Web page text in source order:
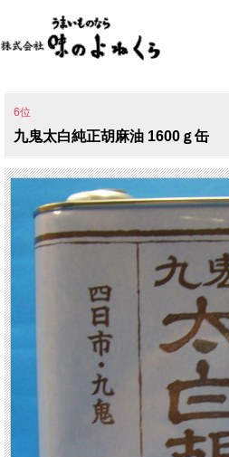
6位
九鬼太白純正胡麻油 1600ｇ缶